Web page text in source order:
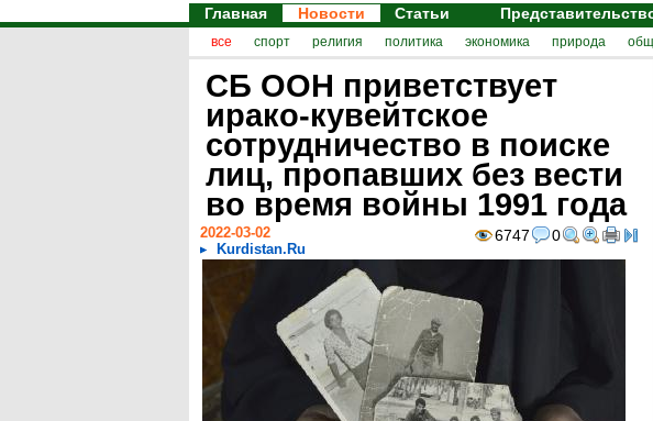
Главная Новости Статьи
все спорт религия политика экономика природа
СБ ООН приветствует
ирако-кувейтское
сотрудничество в поиске
лиц, пропавших без вести
во время войны 1991 года
6747 0
2022-03-02
Kurdistan.Ru